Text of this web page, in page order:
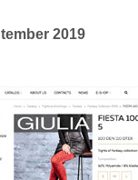
2019